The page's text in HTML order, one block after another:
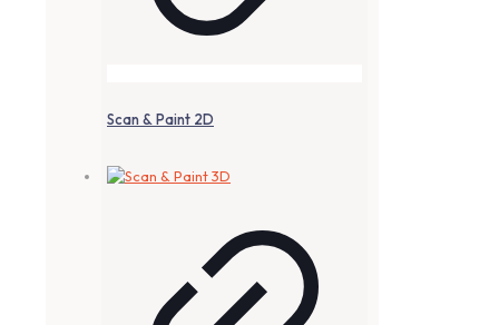
Scan & Paint 2D